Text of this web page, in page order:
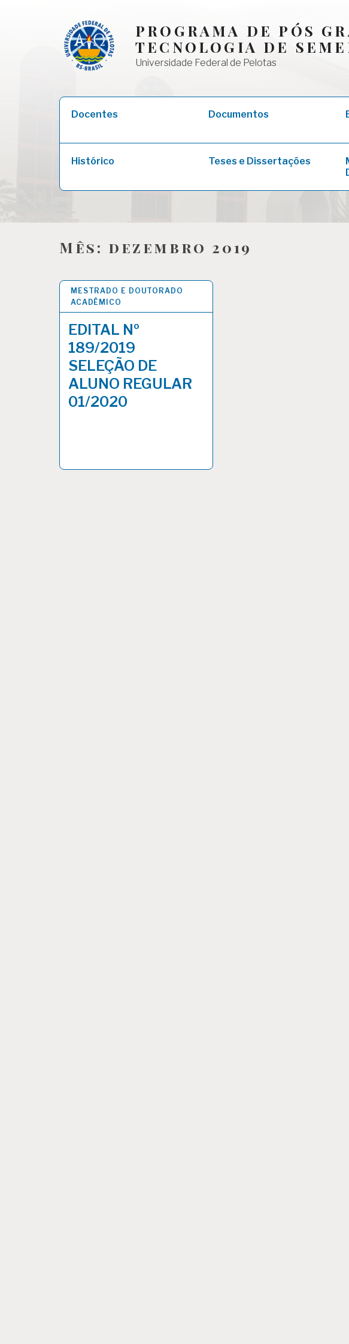
PROGRAMA DE PÓS
TECNOLOGIA DE
Universidade Federal de Pelotas
Docentes Documentos
Histórico Teses e Dissertações
Mês: dezembro 2019
MESTRADO E DOUTORADO
ACADÊMICO
EDITAL Nº
189/2019
SELEÇÃO DE
ALUNO REGULAR
01/2020
26 DEZ 2019